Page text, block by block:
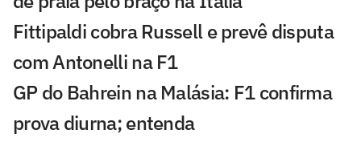
Fittipaldi cobra Russell e prevê disputa
com Antonelli na F1
GP do Bahrein na Malásia: F1 confirma
prova diurna; entenda